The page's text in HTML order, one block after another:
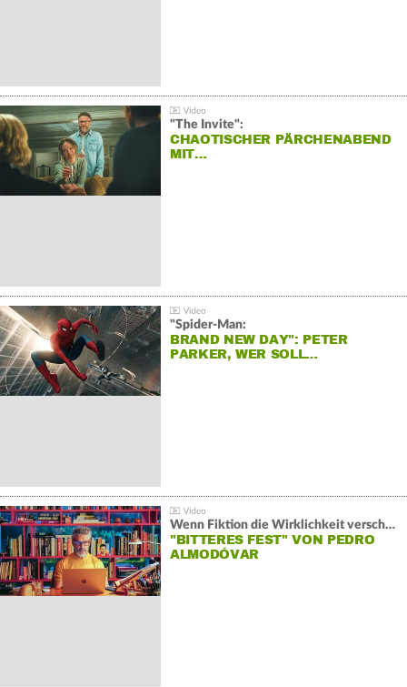
"The Invite":
CHAOTISCHER PÄRCHENABEND
MIT…
"Spider-Man:
BRAND NEW DAY": PETER
PARKER, WER SOLL…
Wenn Fiktion die Wirklichkeit verschiebt:
"BITTERES FEST" VON PEDRO
ALMODÓVAR